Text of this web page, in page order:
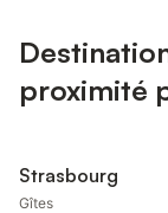
proximité
Strasbourg
Gîtes